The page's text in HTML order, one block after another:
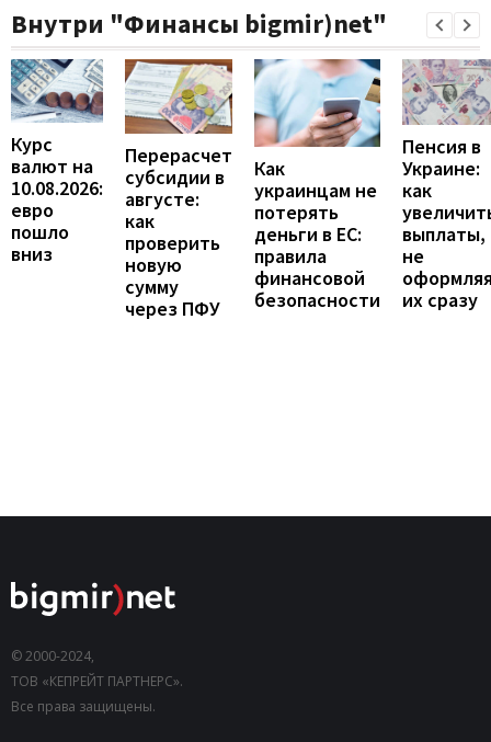
Внутри "Финансы bigmir)net"
Курс
валют на
10.08.2026:
евро
пошло
вниз
Перерасчет
субсидии в
августе:
как
проверить
новую
сумму
через ПФУ
Как
украинцам не
потерять
деньги в ЕС:
правила
финансовой
безопасности
Пенсия в
Украине:
как
выплаты,
не
их сразу
© 2000-2024,
ТОВ «КЕПРЕЙТ ПАРТНЕРС».
Все права защищены.